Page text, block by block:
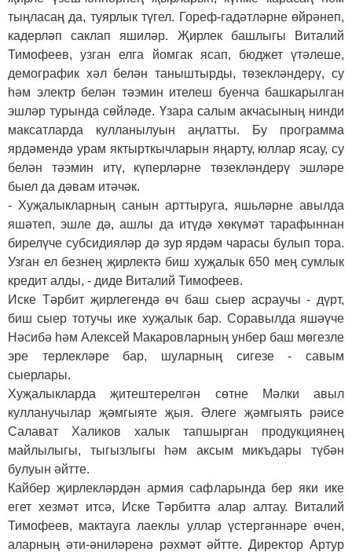
тыңласаң да, туярлык түгел. Гореф-гадәтләрне өйрәнеп,
кадерләп саклап яшиләр. Җирлек башлыгы Виталий
Тимофеев, узган елга йомгак ясап, бюджет үтәлеше,
демографик хәл белән таныштырды, төзекләндерү, су
һәм электр белән тәэмин ителеш буенча башкарылган
эшләр турында сөйләде. Үзара салым акчасының нинди
максатларда кулланылуын аңлатты. Бу программа
ярдәмендә урам яктырткычларын яңарту, юллар ясау, су
белән тәэмин итү, күперләрне төзекләндерү эшләре
быел да дәвам итәчәк.
- Хуҗалыкларның санын арттыруга, яшьләрне авылда
яшәтеп, эшле дә, ашлы да итүдә хөкүмәт тарафыннан
бирелүче субсидияләр дә зур ярдәм чарасы булып тора.
Узган ел безнең җирлектә биш хуҗалык 650 мең сумлык
кредит алды, - диде Виталий Тимофеев.
Иске Тәрбит җирлегендә өч баш сыер асраучы - дүрт,
биш сыер тотучы ике хуҗалык бар. Соравылда яшәүче
Нәсибә һәм Алексей Макаровларның унбер баш мөгезле
эре терлекләре бар, шуларның сигезе - савым
сыерлары.
Хуҗалыкларда җитештерелгән сөтне Мәлки авыл
кулланучылар җәмгыяте җыя. Әлеге җәмгыять рәисе
Салават Халиков халык тапшырган продукциянең
майлылыгы, тыгызлыгы һәм аксым микъдары түбән
булуын әйтте.
Кайбер җирлекләрдән армия сафларында бер яки ике
егет хезмәт итсә, Иске Тәрбиттә алар алтау. Виталий
Тимофеев, мактауга лаеклы уллар үстергәннәре өчен,
аларның әти-­әниләренә рәхмәт әйтте. Директор Артур